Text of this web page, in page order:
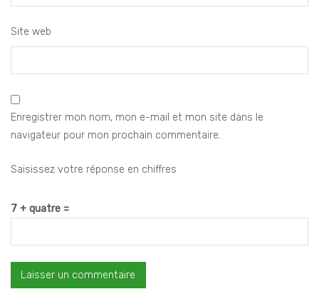
Site web
Enregistrer mon nom, mon e-mail et mon site dans le
navigateur pour mon prochain commentaire.
Saisissez votre réponse en chiffres
7 + quatre =